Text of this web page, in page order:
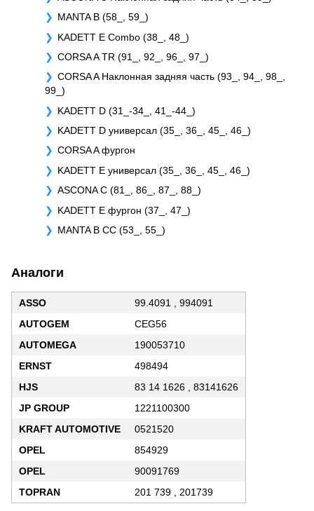
MANTA B (58_, 59_)
KADETT E Combo (38_, 48_)
CORSA A TR (91_, 92_, 96_, 97_)
CORSA A Наклонная задняя часть (93_, 94_, 98_,
99_)
KADETT D (31_-34_, 41_-44_)
KADETT D универсал (35_, 36_, 45_, 46_)
CORSA A фургон
KADETT E универсал (35_, 36_, 45_, 46_)
ASCONA C (81_, 86_, 87_, 88_)
KADETT E фургон (37_, 47_)
MANTA B CC (53_, 55_)
Аналоги
ASSO
99.4091 , 994091
AUTOGEM
CEG56
AUTOMEGA
190053710
ERNST
498494
HJS
83 14 1626 , 83141626
JP GROUP
1221100300
KRAFT AUTOMOTIVE
0521520
OPEL
854929
OPEL
90091769
TOPRAN
201 739 , 201739